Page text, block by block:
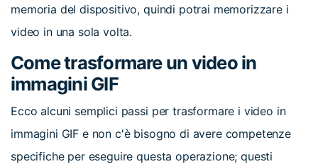
memoria del dispositivo, quindi potrai memorizzare i
video in una sola volta.
Come trasformare un video in
immagini GIF
Ecco alcuni semplici passi per trasformare i video in
immagini GIF e non c'è bisogno di avere competenze
specifiche per eseguire questa operazione; questi